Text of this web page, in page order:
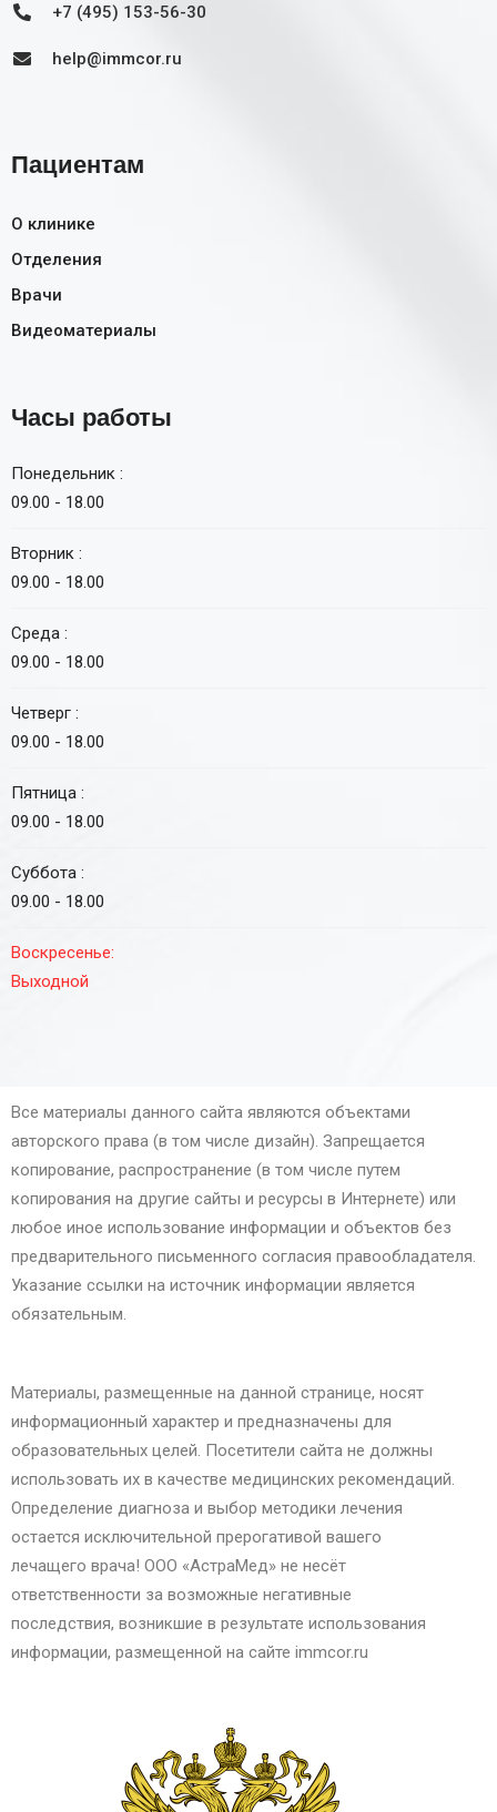
+7 (495) 153-56-30
help@immcor.ru
Пациентам
О клинике
Отделения
Врачи
Видеоматериалы
Часы работы
Понедельник :
09.00 - 18.00
Вторник :
09.00 - 18.00
Среда :
09.00 - 18.00
Четверг :
09.00 - 18.00
Пятница :
09.00 - 18.00
Суббота :
09.00 - 18.00
Воскресенье:
Выходной
Все материалы данного сайта являются объектами
авторского права (в том числе дизайн). Запрещается
копирование, распространение (в том числе путем
копирования на другие сайты и ресурсы в Интернете) или
любое иное использование информации и объектов без
предварительного письменного согласия правообладателя.
Указание ссылки на источник информации является
обязательным.
Материалы, размещенные на данной странице, носят
информационный характер и предназначены для
образовательных целей. Посетители сайта не должны
использовать их в качестве медицинских рекомендаций.
Определение диагноза и выбор методики лечения
остается исключительной прерогативой вашего
лечащего врача! ООО «АстраМед» не несёт
ответственности за возможные негативные
последствия, возникшие в результате использования
информации, размещенной на сайте immcor.ru